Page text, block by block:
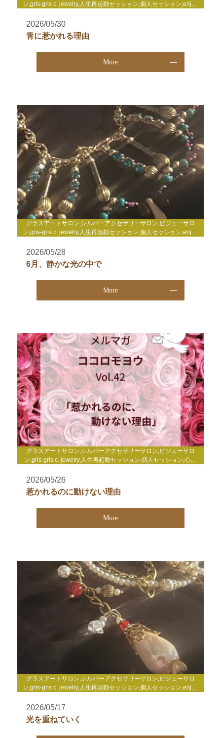
ン,gris-gris c. jewelry,人生再起動セッション,個人セッション,enjoy
2026/05/30
青に惹かれる理由
More
グラスアートサロン,シルバーアクセサリーサロン,ビジューサロ
ン,gris-gris c. jewelry,人生再起動セッション,個人セッション,enjoy
2026/05/28
6月、静かな光の中で
More
グラスアートサロン,シルバーアクセサリーサロン,ビジューサロ
ン,gris-gris c. jewelry,人生再起動セッション,個人セッション,心理
ロン,TCカラーセラピー講座,その他
2026/05/26
惹かれるのに動けない理由
More
グラスアートサロン,シルバーアクセサリーサロン,ビジューサロ
ン,gris-gris c. jewelry,人生再起動セッション,個人セッション,enjoy
2026/05/17
光を重ねていく